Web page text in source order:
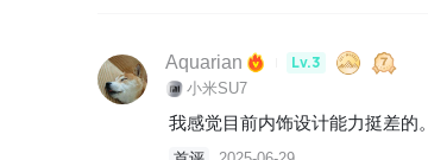
Aquarian Lv.3
小米SU7
我感觉目前内饰设计能力挺差的。